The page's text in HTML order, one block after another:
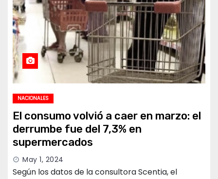
NACIONALES
El consumo volvió a caer en marzo: el
derrumbe fue del 7,3% en
supermercados
May 1, 2024
Según los datos de la consultora Scentia, el